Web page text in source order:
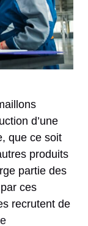
d’une
que ce soit
produits
partie des
ces
recrutent de